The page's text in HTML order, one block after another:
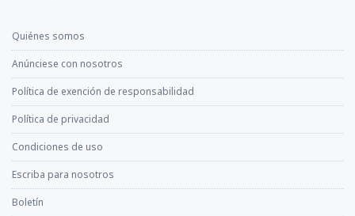
Quiénes somos
Anúnciese con nosotros
Política de exención de responsabilidad
Política de privacidad
Condiciones de uso
Escriba para nosotros
Boletín